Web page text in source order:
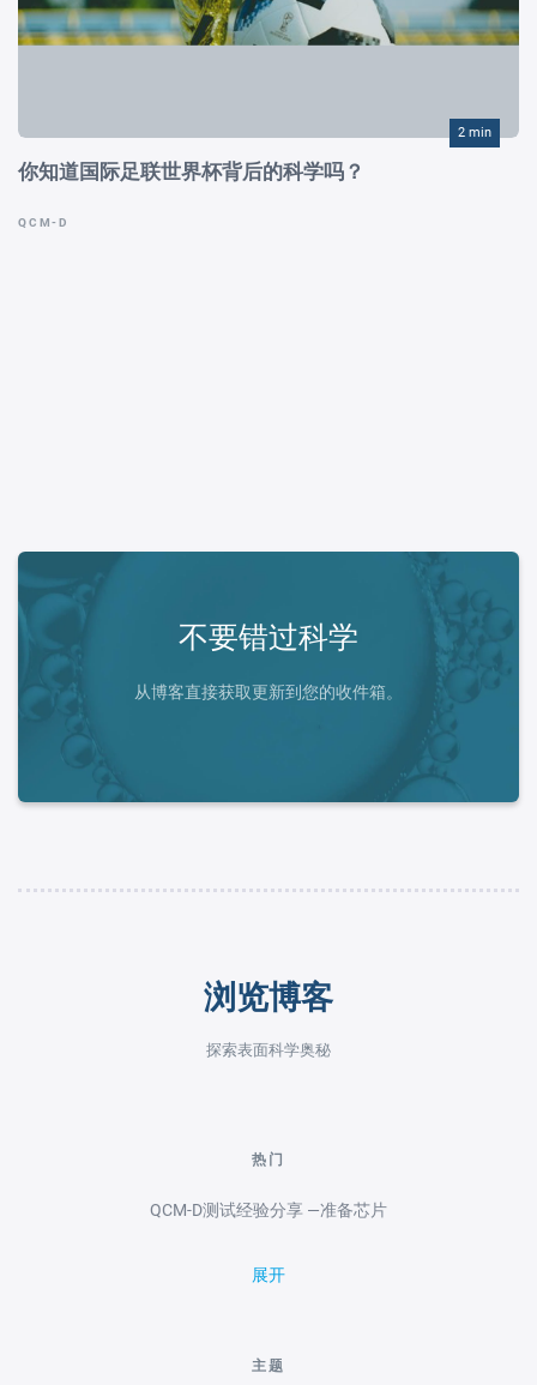
2 min
你知道国际足联世界杯背后的科学吗？
QCM-D
不要错过科学
从博客直接获取更新到您的收件箱。
浏览博客
探索表面科学奥秘
热门
QCM-D测试经验分享 —准备芯片
展开
主题